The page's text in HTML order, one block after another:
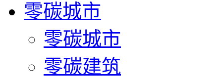
零碳城市
零碳城市
零碳建筑